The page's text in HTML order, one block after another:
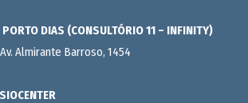
DIAS (CONSULTÓRIO 11 – INFINITY)
Almirante Barroso, 1454